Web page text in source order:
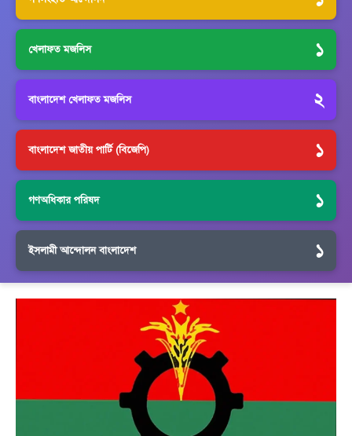
খেলাফত মজলিস ১
বাংলাদেশ খেলাফত মজলিস ২
বাংলাদেশ জাতীয় পার্টি (বিজেপি) ১
গণঅধিকার পরিষদ ১
ইসলামী আন্দোলন বাংলাদেশ ১